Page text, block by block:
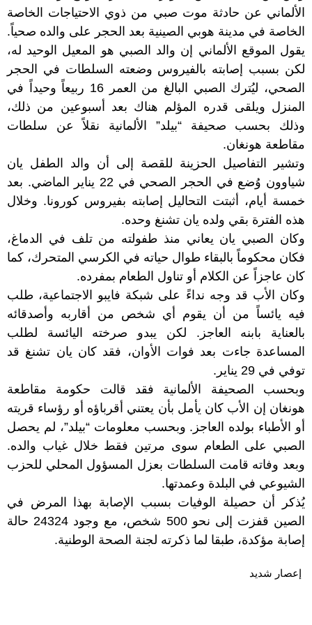
الألماني عن حادثة موت صبي من ذوي الاحتياجات الخاصة
الخاصة في مدينة هوبي الصينية بعد الحجر على والده صحياً.
يقول الموقع الألماني إن والد الصبي هو المعيل الوحيد له،
لكن بسبب إصابته بالفيروس وضعته السلطات في الحجر
الصحي، ليُترك الصبي البالغ من العمر 16 ربيعاً وحيداً في
المنزل ويلقى قدره المؤلم هناك بعد أسبوعين من ذلك،
وذلك بحسب صحيفة “بيلد” الألمانية نقلاً عن سلطات
مقاطعة هونغان.
وتشير التفاصيل الحزينة للقصة إلى أن والد الطفل يان
شياوون وُضع في الحجر الصحي في 22 يناير الماضي. بعد
خمسة أيام، أثبتت التحاليل إصابته بفيروس كورونا. وخلال
هذه الفترة بقي ولده يان تشنغ وحده.
وكان الصبي يان يعاني منذ طفولته من تلف في الدماغ،
فكان محكوماً بالبقاء طوال حياته في الكرسي المتحرك، كما
كان عاجزاً عن الكلام أو تناول الطعام بمفرده.
وكان الأب قد وجه نداءً على شبكة فايبو الاجتماعية، طلب
فيه يائساً من أن يقوم أي شخص من أقاربه وأصدقائه
بالعناية بابنه العاجز. لكن يبدو صرخته اليائسة لطلب
المساعدة جاءت بعد فوات الأوان، فقد كان يان تشنغ قد
توفي في 29 يناير.
وبحسب الصحيفة الألمانية فقد قالت حكومة مقاطعة
هونغان إن الأب كان يأمل بأن يعتني أقرباؤه أو رؤساء قريته
أو الأطباء بولده العاجز. وبحسب معلومات “بيلد”، لم يحصل
الصبي على الطعام سوى مرتين فقط خلال غياب والده.
وبعد وفاته قامت السلطات بعزل المسؤول المحلي للحزب
الشيوعي في البلدة وعمدتها.
يُذكر أن حصيلة الوفيات بسبب الإصابة بهذا المرض في
الصين قفزت إلى نحو 500 شخص، مع وجود 24324 حالة
إصابة مؤكدة، طبقا لما ذكرته لجنة الصحة الوطنية.
إعصار شديد